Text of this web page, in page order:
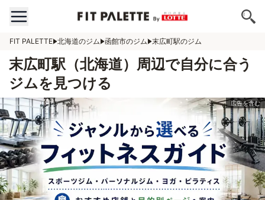
FIT PALETTE 北海道のジム 函館市のジム 末広町駅のジム
末広町駅（北海道）周辺で自分に合う
ジムを見つける